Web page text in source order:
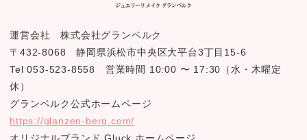
運営会社 株式会社グランベルク
〒432-8068 静岡県浜松市中央区大平台3丁目15-6
Tel 053-523-8558 営業時間 10:00 〜 17:30（水・木曜定
休）
グランベルク公式ホームページ
https://glanzen-berg.com/
オリジナルブランド Gluck ホームページ